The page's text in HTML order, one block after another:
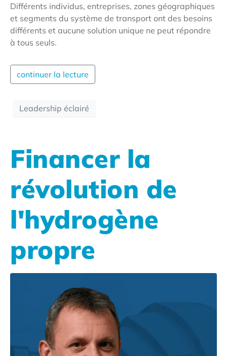
Différents individus, entreprises, zones géographiques
et segments du système de transport ont des besoins
différents et aucune solution unique ne peut répondre
à tous seuls.
continuer la lecture
Leadership éclairé
Financer la
révolution de
l'hydrogène
propre